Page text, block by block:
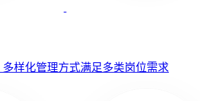
样化管理方式满足多类岗位需求